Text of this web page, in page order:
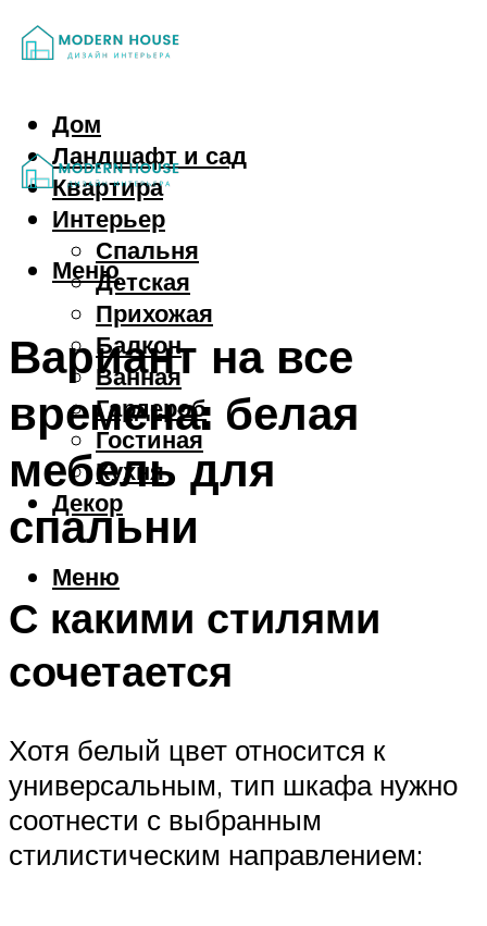
Дом
Ландшафт и сад
Квартира
Интерьер
Спальня
Детская
Прихожая
Балкон
Ванная
Гардероб
Гостиная
Кухня
Декор
Меню
Меню
Вариант на все
времена: белая
мебель для
спальни
С какими стилями
сочетается
Хотя белый цвет относится к
универсальным, тип шкафа нужно
соотнести с выбранным
стилистическим направлением: